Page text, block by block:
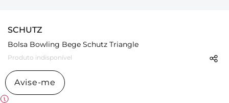
SCHUTZ
Bolsa Bowling Bege Schutz Triangle
Produto indisponível
Avise-me